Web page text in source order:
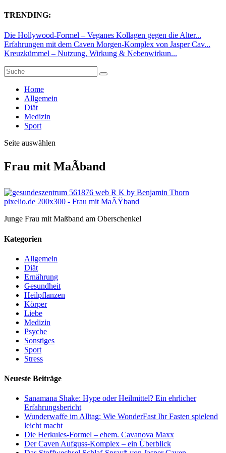
TRENDING:
Die Hollywood-Formel – Veganes Kollagen gegen die Alter...
Erfahrungen mit dem Caven Morgen-Komplex von Jasper Cav...
Kreuzkümmel – Nutzung, Wirkung & Nebenwirkun...
Home
Allgemein
Diät
Medizin
Sport
Seite auswählen
Frau mit MaÃband
Junge Frau mit Maßband am Oberschenkel
Kategorien
Allgemein
Diät
Ernährung
Gesundheit
Heilpflanzen
Körper
Liebe
Medizin
Psyche
Sonstiges
Sport
Stress
Neueste Beiträge
Sanamana Shake: Hype oder Heilmittel? Ein ehrlicher
Erfahrungsbericht
Wunderwaffe im Alltag: Wie WonderFast Ihr Fasten spielend
leicht macht
Die Herkules-Formel – ehem. Cavanova Maxx
Der Caven Aufguss-Komplex – ein Überblick